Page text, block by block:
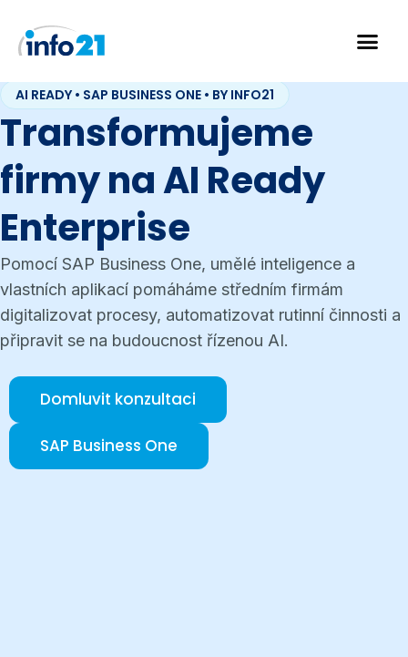
Přeskočit
obsah
AI READY • SAP BUSINESS ONE • BY INFO21
Transformujeme
firmy na AI Ready
Enterprise
Pomocí SAP Business One, umělé inteligence a
vlastních aplikací pomáháme středním firmám
digitalizovat procesy, automatizovat rutinní činnosti a
připravit se na budoucnost řízenou AI.
Domluvit konzultaci
SAP Business One